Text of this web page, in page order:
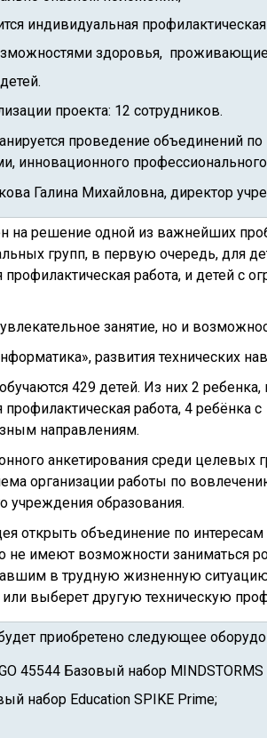
индивидуальная профилактическая
здоровья, проживающие
проекта: 12 сотрудников.
проведение объединений
инновационного
Галина Михайловна, директор
на решение одной из важнейших
групп, в первую очередь, для
профилактическая работа, и детей
занятие, но и
развития технических
429 детей. Из них 2
профилактическая работа, 4
направлениям.
анкетирования среди целевых
организации работы по
учреждения образования.
открыть объединение по
не имеют возможности заниматься
в трудную жизненную
выберет другую техническую
приобретено следующее
45544 Базовый набор MINDSTORMS
набор Education SPIKE Prime;